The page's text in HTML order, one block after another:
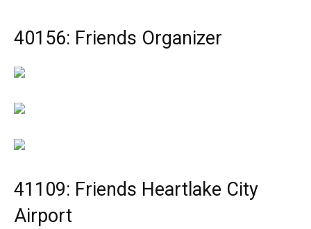
40156: Friends Organizer
41109: Friends Heartlake City
Airport